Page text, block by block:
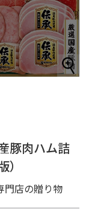
豚肉ハム詰
店の贈り物